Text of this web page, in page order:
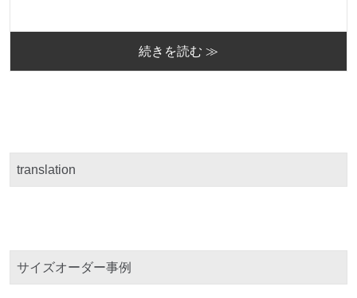
続きを読む ≫
translation
サイズオーダー事例